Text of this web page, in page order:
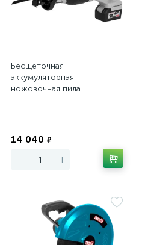
Бесщеточная
аккумуляторная
ножовочная пила
14 040 ₽
- +